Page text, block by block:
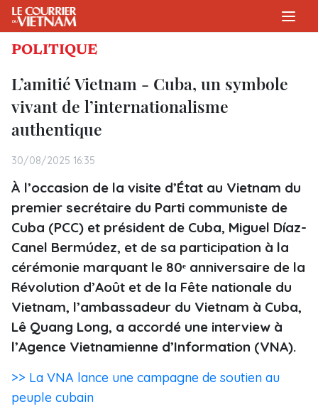
POLITIQUE
L’amitié Vietnam - Cuba, un symbole
vivant de l’internationalisme
authentique
30/08/2025 16:35
À l’occasion de la visite d’État au Vietnam du
premier secrétaire du Parti communiste de
Cuba (PCC) et président de Cuba, Miguel Díaz-
Canel Bermúdez, et de sa participation à la
cérémonie marquant le 80ᵉ anniversaire de la
Révolution d’Août et de la Fête nationale du
Vietnam, l’ambassadeur du Vietnam à Cuba,
Lê Quang Long, a accordé une interview à
l’Agence Vietnamienne d’Information (VNA).
>> La VNA lance une campagne de soutien au
peuple cubain